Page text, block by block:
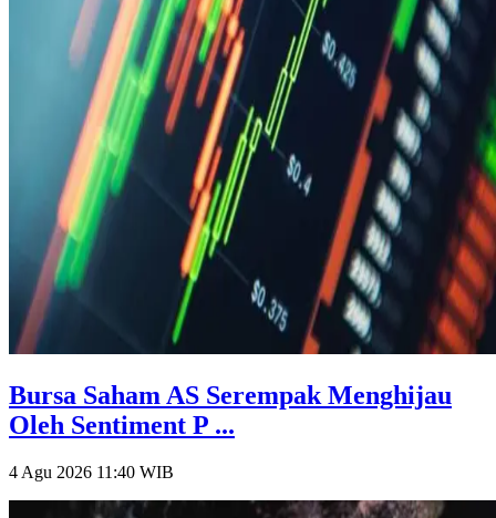
Bursa Saham AS Serempak Menghijau
Oleh Sentiment P ...
4 Agu 2026 11:40 WIB